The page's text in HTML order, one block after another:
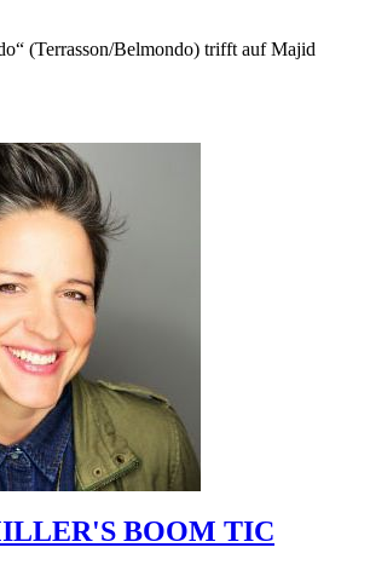
(Terrasson/Belmondo) trifft auf Majid
BOOM TIC